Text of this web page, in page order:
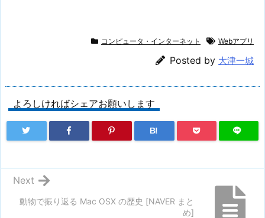
コンピュータ・インターネット Webアプリ
Posted by 大津一城
よろしければシェアお願いします
B!
動物で振り返る Mac OSX の歴史 [NAVER まと
め]
Next